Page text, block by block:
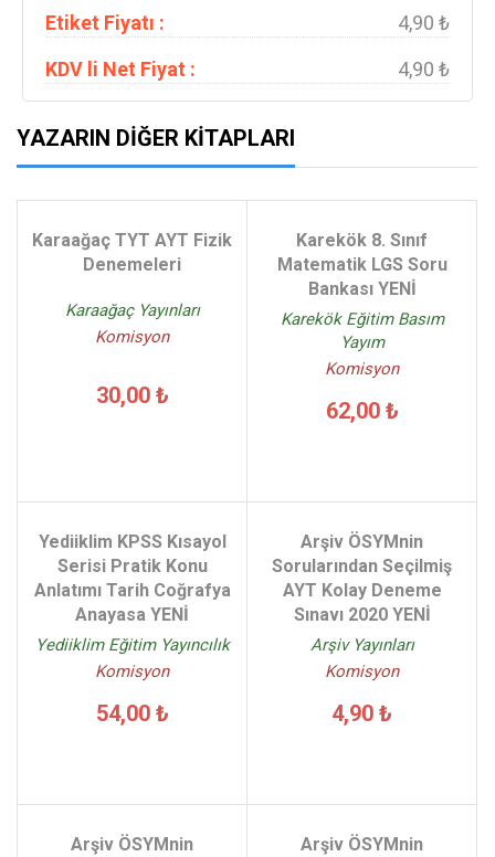
Etiket Fiyatı :
4,90 ₺
KDV li Net Fiyat :
4,90 ₺
YAZARIN DIĞER KITAPLARI
Karaağaç TYT AYT Fizik
Denemeleri
Karaağaç Yayınları
Komisyon
30,00 ₺
Karekök 8. Sınıf
Matematik LGS Soru
Bankası YENİ
Karekök Eğitim Basım
Yayım
Komisyon
62,00 ₺
Yediiklim KPSS Kısayol
Serisi Pratik Konu
Anlatımı Tarih Coğrafya
Anayasa YENİ
Yediiklim Eğitim Yayıncılık
Komisyon
54,00 ₺
Arşiv ÖSYMnin
Sorularından Seçilmiş
AYT Kolay Deneme
Sınavı 2020 YENİ
Arşiv Yayınları
Komisyon
4,90 ₺
Arşiv ÖSYMnin
Arşiv ÖSYMnin